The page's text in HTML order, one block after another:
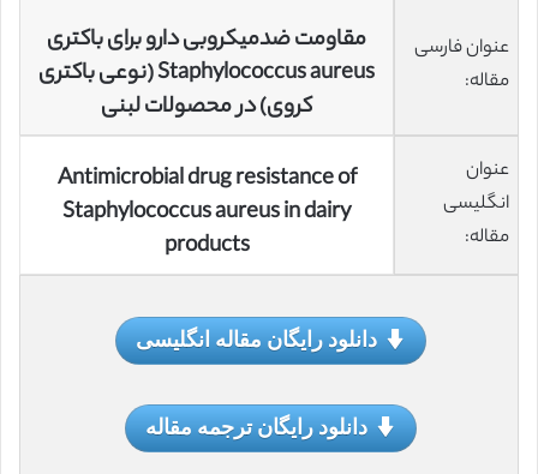
عنوان فارسی
مقاله:
مقاومت ضدمیکروبی دارو برای باکتری
Staphylococcus aureus (نوعی باکتری
کروی) در محصولات لبنی
عنوان
انگلیسی
مقاله:
Antimicrobial drug resistance of
Staphylococcus aureus in dairy
products
دانلود رایگان مقاله انگلیسی
دانلود رایگان ترجمه مقاله